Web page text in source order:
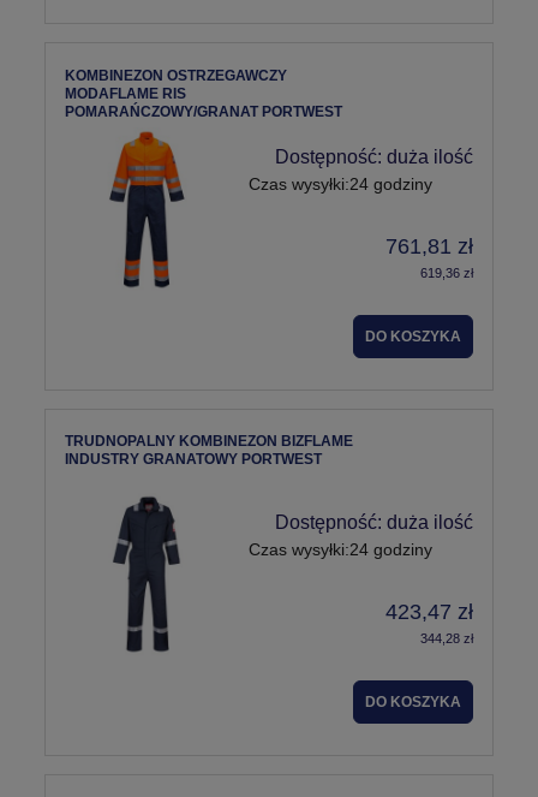
KOMBINEZON OSTRZEGAWCZY
MODAFLAME RIS
POMARAŃCZOWY/GRANAT PORTWEST
Dostępność: duża ilość
Czas wysyłki:24 godziny
761,81 zł
619,36 zł
DO KOSZYKA
TRUDNOPALNY KOMBINEZON BIZFLAME
INDUSTRY GRANATOWY PORTWEST
Dostępność: duża ilość
Czas wysyłki:24 godziny
423,47 zł
344,28 zł
DO KOSZYKA